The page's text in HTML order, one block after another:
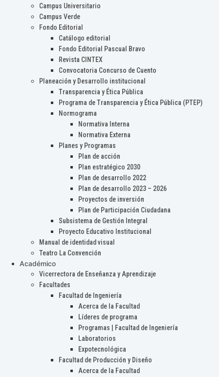
Campus Universitario
Campus Verde
Fondo Editorial
Catálogo editorial
Fondo Editorial Pascual Bravo
Revista CINTEX
Convocatoria Concurso de Cuento
Planeación y Desarrollo institucional
Transparencia y Ética Pública
Programa de Transparencia y Ética Pública (PTEP)
Normograma
Normativa Interna
Normativa Externa
Planes y Programas
Plan de acción
Plan estratégico 2030
Plan de desarrollo 2022
Plan de desarrollo 2023 – 2026
Proyectos de inversión
Plan de Participación Ciudadana
Subsistema de Gestión Integral
Proyecto Educativo Institucional
Manual de identidad visual
Teatro La Convención
Académico
Vicerrectora de Enseñanza y Aprendizaje
Facultades
Facultad de Ingeniería
Acerca de la Facultad
Líderes de programa
Programas | Facultad de Ingeniería
Laboratorios
Expotecnológica
Facultad de Producción y Diseño
Acerca de la Facultad